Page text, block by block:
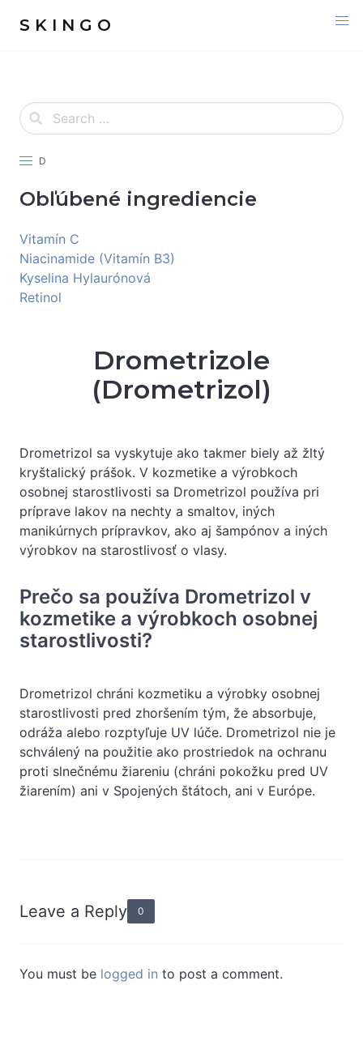
S K I N G O
D
Obľúbené ingrediencie
Vitamín C
Niacinamide (Vitamín B3)
Kyselina Hylaurónová
Retinol
Drometrizole
(Drometrizol)
Drometrizol sa vyskytuje ako takmer biely až žltý
kryštalický prášok. V kozmetike a výrobkoch
osobnej starostlivosti sa Drometrizol používa pri
príprave lakov na nechty a smaltov, iných
manikúrnych prípravkov, ako aj šampónov a iných
výrobkov na starostlivosť o vlasy.
Prečo sa používa Drometrizol v
kozmetike a výrobkoch osobnej
starostlivosti?
Drometrizol chráni kozmetiku a výrobky osobnej
starostlivosti pred zhoršením tým, že absorbuje,
odráža alebo rozptyľuje UV lúče. Drometrizol nie je
schválený na použitie ako prostriedok na ochranu
proti slnečnému žiareniu (chráni pokožku pred UV
žiarením) ani v Spojených štátoch, ani v Európe.
Leave a Reply 0
You must be logged in to post a comment.